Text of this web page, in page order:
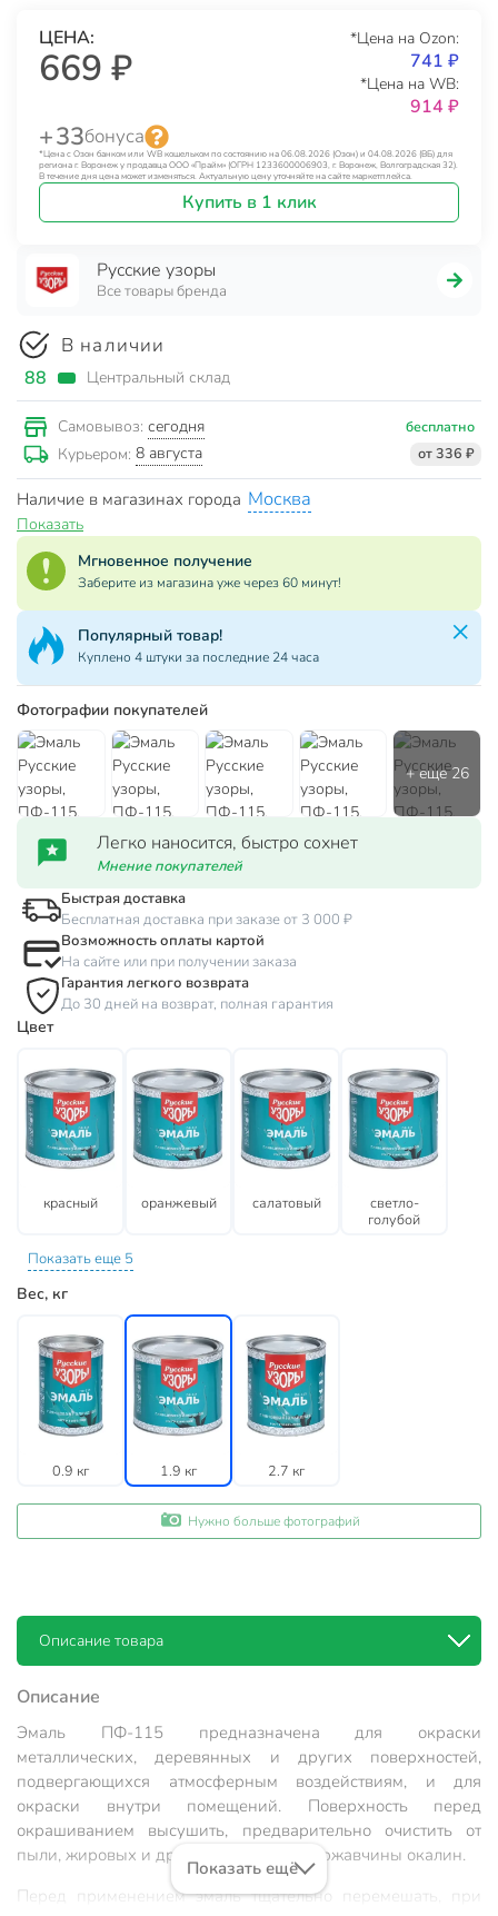
ЦЕНА:
669 ₽
*Цена на Ozon:
741 ₽
*Цена на WB:
914 ₽
+ 33бонуса
*Цена с Озон банком или WB кошельком по состоянию на 06.08.2026 (Озон) и 04.08.2026 (ВБ) для
региона г. Воронеж у продавца ООО «Прайм» (ОГРН 1233600006903, г. Воронеж, Волгоградская 32).
В течение дня цена может изменяться. Актуальную цену уточняйте на сайте маркетплейса.
Купить в 1 клик
Русские узоры
Все товары бренда
В наличии
88 Центральный склад
Самовывоз: сегодня бесплатно
Курьером: 8 августа от 336 ₽
Наличие в магазинах города Москва
Показать
Мгновенное получение
Заберите из магазина уже через 60 минут!
Популярный товар!
Куплено 4 штуки за последние 24 часа
Фотографии покупателей
Легко наносится, быстро сохнет
Мнение покупателей
Быстрая доставка
Бесплатная доставка при заказе от 3 000 ₽
Возможность оплаты картой
На сайте или при получении заказа
Гарантия легкого возврата
До 30 дней на возврат, полная гарантия
Цвет
красный оранжевый салатовый
светло-
голубой
Показать еще 5
Вес, кг
0.9 кг 1.9 кг 2.7 кг
Нужно больше фотографий
Описание товара
Описание
Эмаль ПФ-115 предназначена для окраски
металлических, деревянных и других поверхностей,
подвергающихся атмосферным воздействиям, и для
окраски внутри помещений. Поверхность перед
окрашиванием высушить, предварительно очистить от
пыли, жировых и других загрязнений, ржавчины окалин.
Перед применением эмаль тщательно перемешать, при
Показать ещё